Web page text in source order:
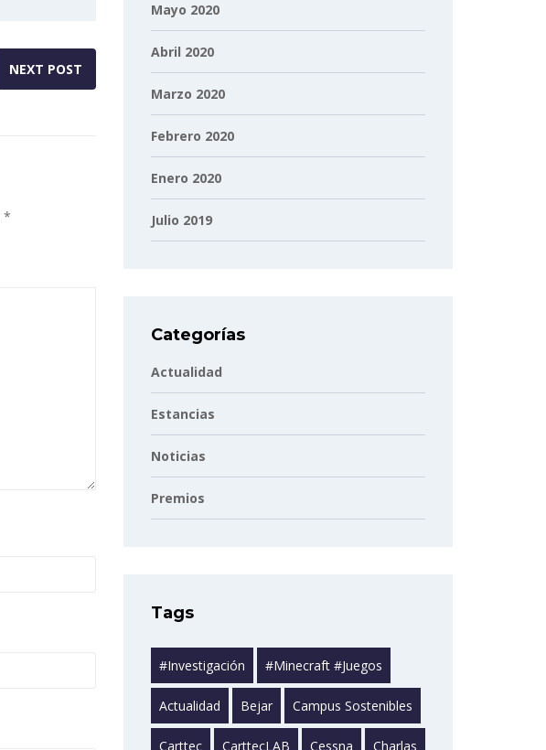
NEXT POST
*
Mayo 2020
Abril 2020
Marzo 2020
Febrero 2020
Enero 2020
Julio 2019
Categorías
Actualidad
Estancias
Noticias
Premios
Tags
#investigación #minecraft #juegos
Actualidad Bejar Campus Sostenibles
Carttec CarttecLAB Cessna Charlas